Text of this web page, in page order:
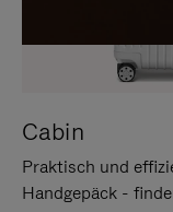
Cabin
Praktisch und
Handgepäck -